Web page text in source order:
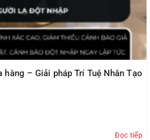
– Giải pháp Trí Tuệ Nhân Tạo
Đọc tiếp